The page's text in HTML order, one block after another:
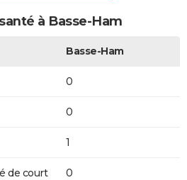
à Basse-Ham
Basse-Ham
0
0
1
de court
0